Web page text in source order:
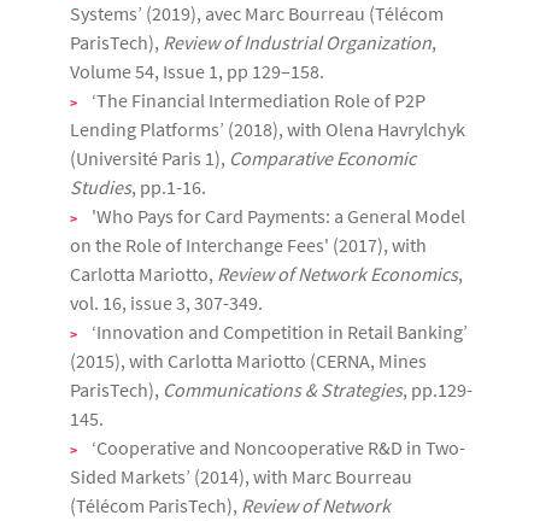
Systems’ (2019), avec Marc Bourreau (Télécom
ParisTech), Review of Industrial Organization,
Volume 54, Issue 1, pp 129–158.
‘The Financial Intermediation Role of P2P
Lending Platforms’ (2018), with Olena Havrylchyk
(Université Paris 1), Comparative Economic
Studies, pp.1-16.
'Who Pays for Card Payments: a General Model
on the Role of Interchange Fees' (2017), with
Carlotta Mariotto, Review of Network Economics,
vol. 16, issue 3, 307-349.
‘Innovation and Competition in Retail Banking’
(2015), with Carlotta Mariotto (CERNA, Mines
ParisTech), Communications & Strategies, pp.129-
145.
‘Cooperative and Noncooperative R&D in Two-
Sided Markets’ (2014), with Marc Bourreau
(Télécom ParisTech), Review of Network